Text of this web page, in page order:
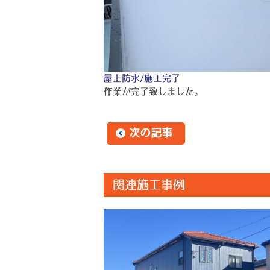
屋上防水/施工完了
作業が完了致しました。
次の記事
関連施工事例